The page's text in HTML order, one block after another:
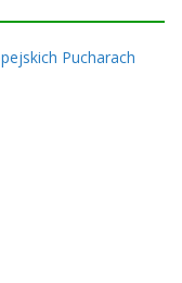
Pucharach